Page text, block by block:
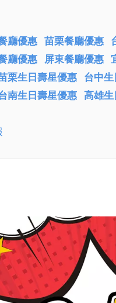
廳優惠 苗栗餐廳優惠
廳優惠 屏東餐廳優惠
栗生日壽星優惠 台中
南生日壽星優惠 高雄